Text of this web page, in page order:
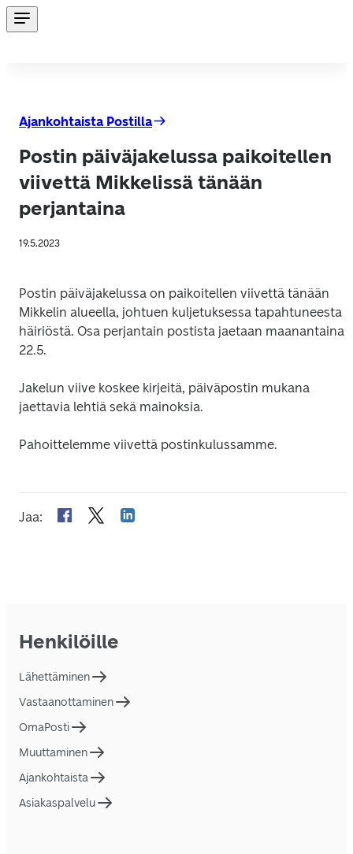
Ajankohtaista Postilla
Postin päiväjakelussa paikoitellen
viivettä Mikkelissä tänään
perjantaina
19.5.2023
Postin päiväjakelussa on paikoitellen viivettä tänään
Mikkelin alueella, johtuen kuljetuksessa tapahtuneesta
häiriöstä. Osa perjantain postista jaetaan maanantaina
22.5.
Jakelun viive koskee kirjeitä, päiväpostin mukana
jaettavia lehtiä sekä mainoksia.
Pahoittelemme viivettä postinkulussamme.
Jaa:
Henkilöille
Lähettäminen
Vastaanottaminen
OmaPosti
Muuttaminen
Ajankohtaista
Asiakaspalvelu